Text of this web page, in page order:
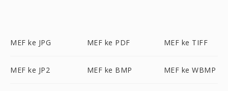
MEF ke JPG MEF ke PDF MEF ke TIFF
MEF ke JP2 MEF ke BMP MEF ke WBMP